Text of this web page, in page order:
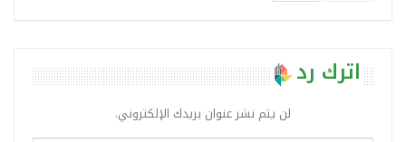
اترك رد
لن يتم نشر عنوان بريدك الإلكتروني.